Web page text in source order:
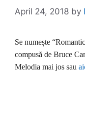
April 24, 2018 by
Se numește
compusă de Bruce
Melodia mai jos sau